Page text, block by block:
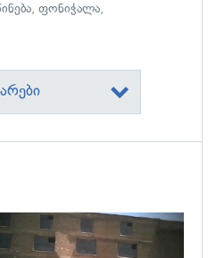
,ფონიჭალა,
გადახედვა